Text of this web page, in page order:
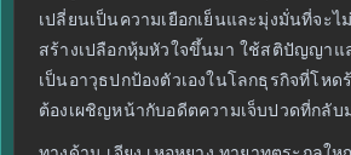
เปลี่ยนเป็นความเยือกเย็นและมุ่งมั่นที่จะไ
สร้างเปลือกหุ้มหัวใจขึ้นมา ใช้สติปัญญาแ
เป็นอาวุธปกป้องตัวเองในโลกธุรกิจที่โหด
ต้องเผชิญหน้ากับอดีตความเจ็บปวดที่กลับ